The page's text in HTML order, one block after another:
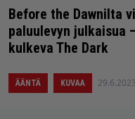
Before the Dawnilta
paluulevyn julkaisua
kulkeva The Dark
ÄÄNTÄ KUVAA